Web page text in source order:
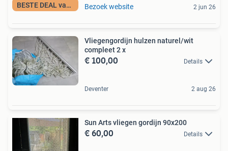
BESTE DEAL vandaag Bezoek website 2 jun 26
Vliegengordijn hulzen naturel/wit
compleet 2 x
€ 100,00 Details
Deventer 2 aug 26
Sun Arts vliegen gordijn 90x200
€ 60,00 Details